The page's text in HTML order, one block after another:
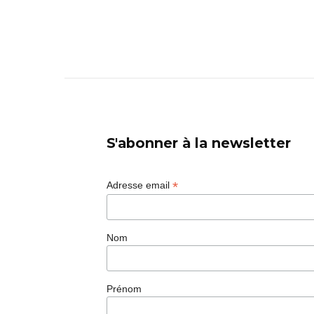
S'abonner à la newsletter
Adresse email *
Nom
Prénom